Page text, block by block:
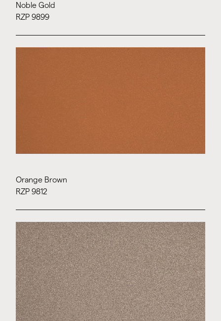
Noble Gold
RZP 9899
Orange Brown
RZP 9812